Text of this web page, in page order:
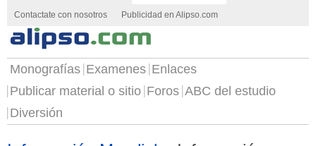
Contactate con nosotros Publicidad en Alipso.com
Monografías Examenes Enlaces
Publicar material o sitio Foros ABC del estudio
Diversión